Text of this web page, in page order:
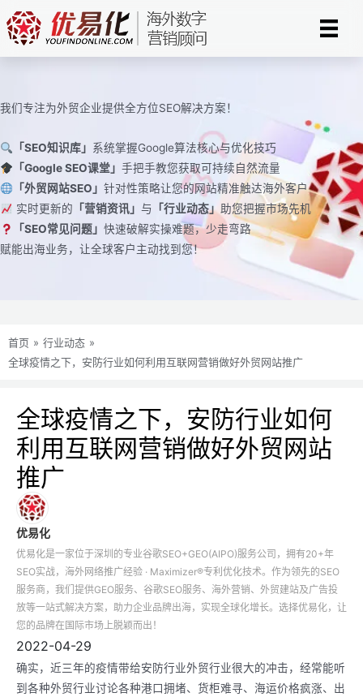
至
我们专注为外贸企业提供全方位SEO解决方案！
「SEO知识库」 系统掌握Google算法核心与优化技巧
「Google SEO课堂」 手把手教您获取可持续自然流量
「外贸网站SEO」 针对性策略让您的网站精准触达海外客户
实时更新的 「营销资讯」 与 「行业动态」 助您把握市场先机
「SEO常见问题」 快速破解实操难题，少走弯路
赋能出海业务，让全球客户主动找到您！
首页 » 行业动态 »
全球疫情之下，安防行业如何利用互联网营销做好外贸网站推广
全球疫情之下，安防行业如何
利用互联网营销做好外贸网站
推广
优易化
优易化是一家位于深圳的专业谷歌SEO+GEO(AIPO)服务公司，拥有20+年
SEO实战，海外网络推广经验 · Maximizer®专利优化技术。作为领先的SEO
服务商，我们提供GEO服务、谷歌SEO服务、海外营销、外贸建站及广告投
放等一站式解决方案，助力企业品牌出海，实现全球化增长。选择优易化，让
您的品牌在国际市场上脱颖而出！
2022-04-29
确实，近三年的疫情带给安防行业外贸行业很大的冲击，经常能听
到各种外贸行业讨论各种港口拥堵、货柜难寻、海运价格疯涨、出